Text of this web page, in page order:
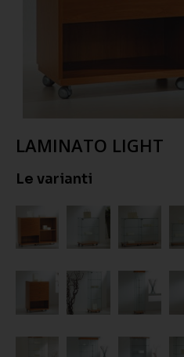
LAMINATO LIGHT
Le varianti